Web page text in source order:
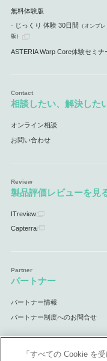
無料体験版
じっくり 体験 30日間 （オンプ
版）
ASTERIA Warp Core体験セミナ
相談したい、解決した
オンライン相談
お問い合わせ
製品評価レビューを見
ITreview
Capterra
パートナー
パートナー情報
パートナー制度へのお問合せ
「すべての Cookie を